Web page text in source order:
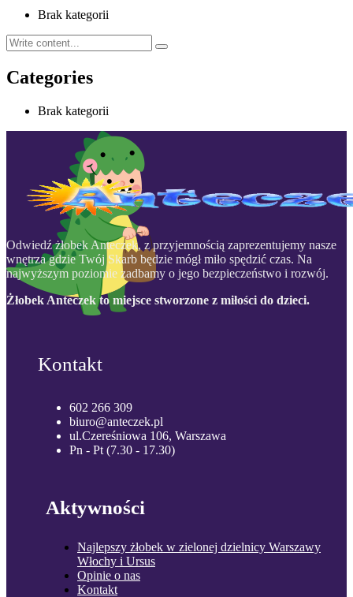
Brak kategorii
Categories
Brak kategorii
Odwiedź żłobek Anteczek, z przyjemnością zaprezentujemy nasze
wnętrza gdzie Twój Skarb będzie mógł miło spędzić czas. Na
najwyższym poziomie zadbamy o jego bezpieczeństwo i rozwój.
Żłobek Anteczek to miejsce stworzone z miłości do dzieci.
Kontakt
602 266 309
biuro@anteczek.pl
ul.Czereśniowa 106, Warszawa
Pn - Pt (7.30 - 17.30)
Aktywności
Najlepszy żłobek w zielonej dzielnicy Warszawy
Włochy i Ursus
Opinie o nas
Kontakt